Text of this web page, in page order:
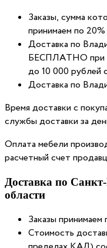
Заказы, сумма
принимаем по
Доставка по
БЕСПЛАТНО при
до 10 000 рублей
Доставка по
Время доставки с
службы доставки за
Оплата мебели
расчетный счет
Доставка по
области
Заказы
Стоимость